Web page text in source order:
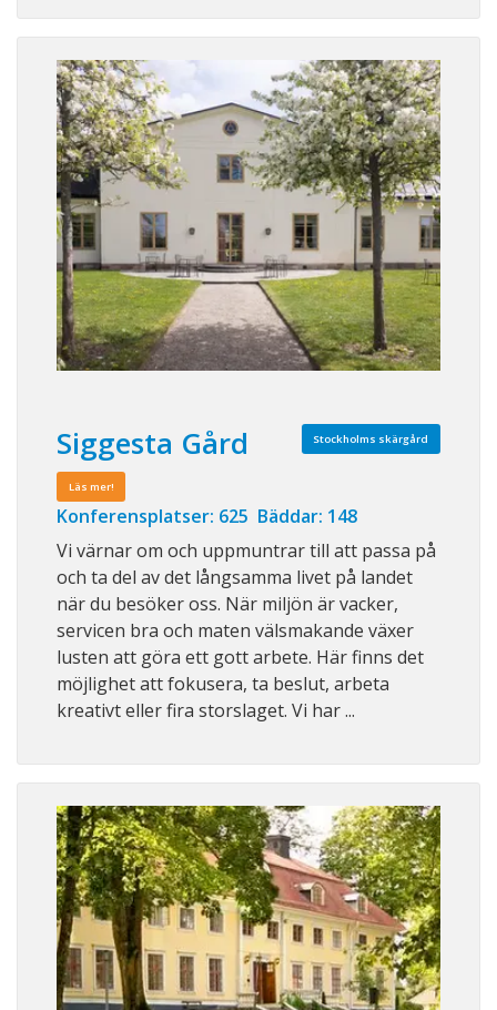
Stockholms skärgård
Siggesta Gård
Läs mer!
Konferensplatser: 625 Bäddar: 148
Vi värnar om och uppmuntrar till att passa på
och ta del av det långsamma livet på landet
när du besöker oss. När miljön är vacker,
servicen bra och maten välsmakande växer
lusten att göra ett gott arbete. Här finns det
möjlighet att fokusera, ta beslut, arbeta
kreativt eller fira storslaget. Vi har ...